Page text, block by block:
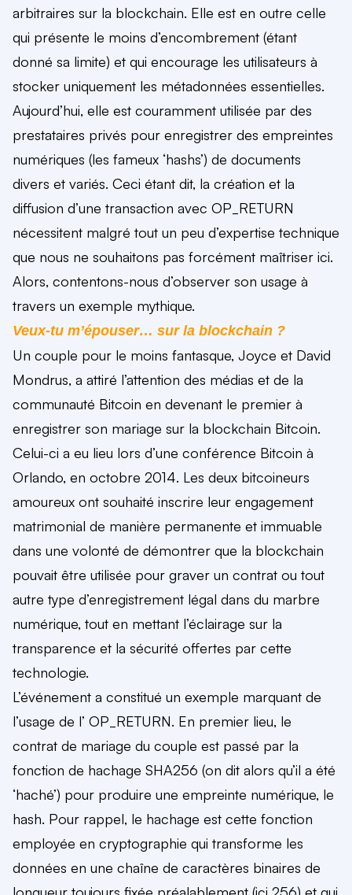
arbitraires sur la blockchain. Elle est en outre celle
qui présente le moins d’encombrement (étant
donné sa limite) et qui encourage les utilisateurs à
stocker uniquement les métadonnées essentielles.
Aujourd’hui, elle est couramment utilisée par des
prestataires privés pour enregistrer des empreintes
numériques (les fameux ‘hashs’) de documents
divers et variés. Ceci étant dit, la création et la
diffusion d’une transaction avec OP_RETURN
nécessitent malgré tout un peu d’expertise technique
que nous ne souhaitons pas forcément maîtriser ici.
Alors, contentons-nous d’observer son usage à
travers un exemple mythique.
Veux-tu m’épouser… sur la blockchain ?
Un couple pour le moins fantasque, Joyce et David
Mondrus, a attiré l’attention des médias et de la
communauté Bitcoin en devenant le premier à
enregistrer son mariage sur la blockchain Bitcoin.
Celui-ci a eu lieu lors d’une conférence Bitcoin à
Orlando, en octobre 2014. Les deux bitcoineurs
amoureux ont souhaité inscrire leur engagement
matrimonial de manière permanente et immuable
dans une volonté de démontrer que la blockchain
pouvait être utilisée pour graver un contrat ou tout
autre type d’enregistrement légal dans du marbre
numérique, tout en mettant l’éclairage sur la
transparence et la sécurité offertes par cette
technologie.
L’événement a constitué un exemple marquant de
l’usage de l’ OP_RETURN. En premier lieu, le
contrat de mariage du couple est passé par la
fonction de hachage SHA256 (on dit alors qu’il a été
‘haché’) pour produire une empreinte numérique, le
hash. Pour rappel, le hachage est cette fonction
employée en cryptographie qui transforme les
données en une chaîne de caractères binaires de